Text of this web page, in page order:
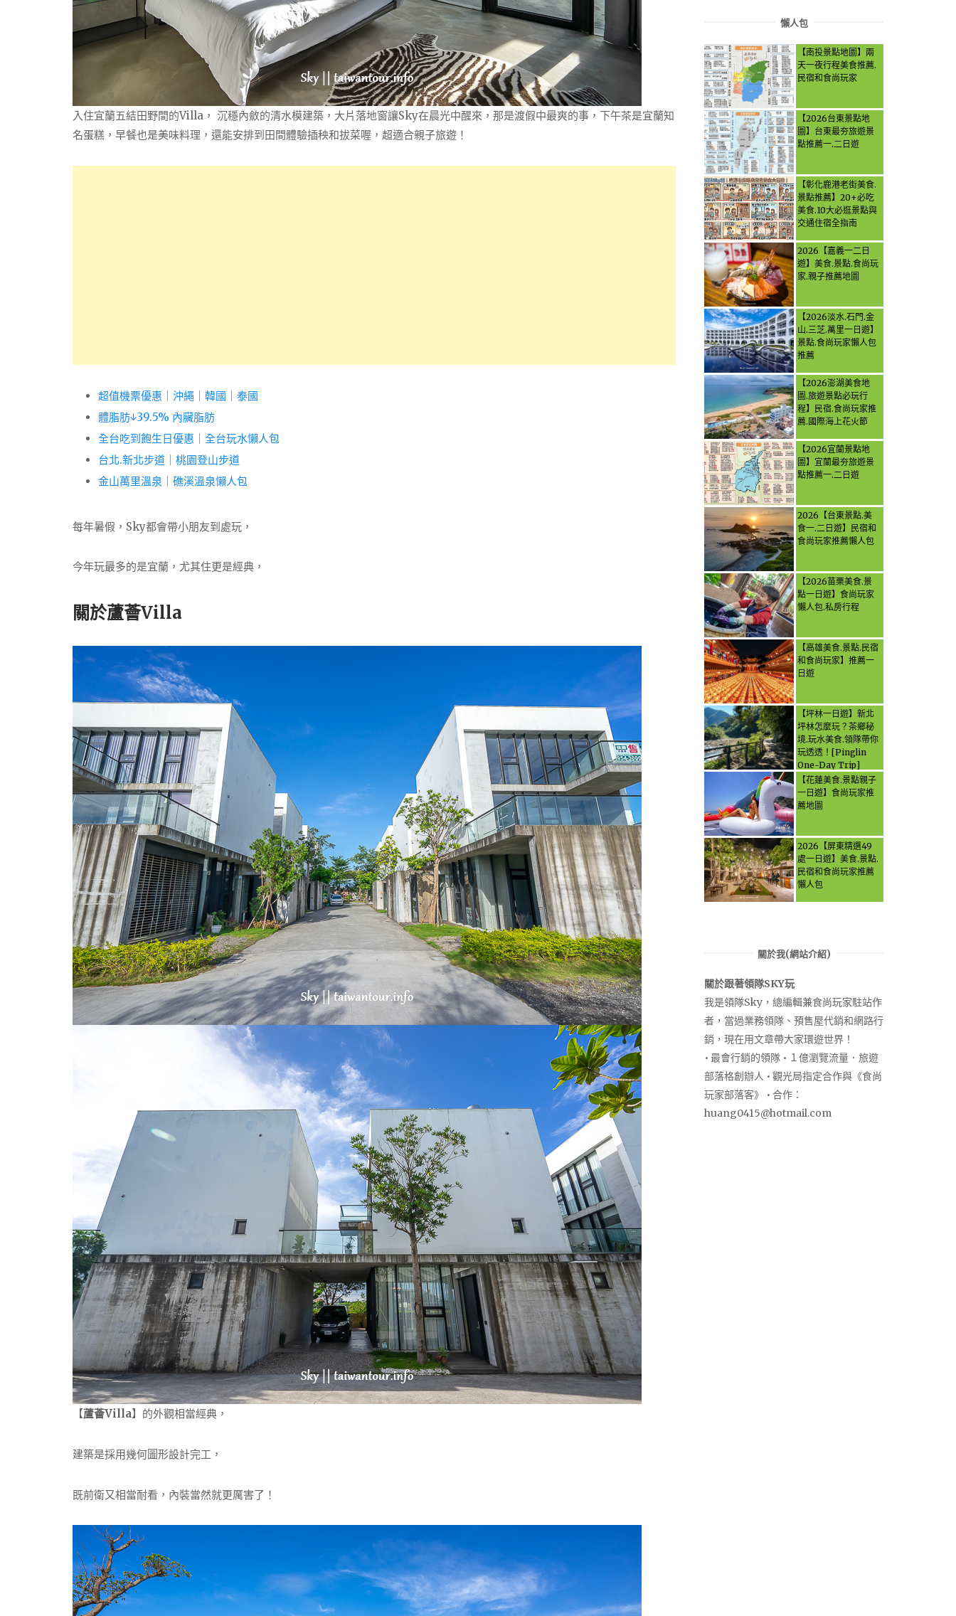
入住宜蘭五結田野間的Villa， 沉穩內斂的清水模建築，大片落地窗讓Sky在晨光中醒來，那是渡假中最爽的事，下午茶是宜蘭知
名蛋糕，早餐也是美味料理，還能安排到田間體驗插秧和拔菜喔，超適合親子旅遊！
超值機票優惠 沖繩 韓國
泰國
體脂肪↓39.5% 內臟脂肪
全台吃到飽生日優惠
全台玩水懶人包
台北.新北步道
桃園登山步道
金山萬里溫泉
礁溪溫泉懶人包
每年暑假，Sky都會帶小朋友到處玩，
今年玩最多的是宜蘭，尤其住更是經典，
關於蘆薈Villa
【蘆薈Villa】的外觀相當經典，
建築是採用幾何圖形設計完工，
既前衛又相當耐看，內裝當然就更厲害了！
懶人包
【南投景點地圖】兩
天一夜行程美食推薦.
民宿和食尚玩家
【2026台東景點地
圖】台東最夯旅遊景
點推薦一.二日遊
【彰化鹿港老街美食.
景點推薦】20+必吃
美食.10大必逛景點與
交通住宿全指南
2026【嘉義一二日
遊】美食.景點.食尚玩
家.親子推薦地圖
【2026淡水.石門.金
山.三芝.萬里一日遊】
景點.食尚玩家懶人包
推薦
【2026澎湖美食地
圖.旅遊景點必玩行
程】民宿.食尚玩家推
薦.國際海上花火節
【2026宜蘭景點地
圖】宜蘭最夯旅遊景
點推薦一.二日遊
2026【台東景點.美
食一.二日遊】民宿和
食尚玩家推薦懶人包
【2026苗栗美食.景
點一日遊】食尚玩家
懶人包.私房行程
【高雄美食.景點.民宿
和食尚玩家】推薦一
日遊
【坪林一日遊】新北
坪林怎麼玩？茶鄉秘
境.玩水美食.領隊帶你
玩透透！[Pinglin
One-Day Trip]
How to explore
Pinglin, New
Taipei? Tea Village
Let the guide take
you through it all!
【花蓮美食.景點親子
一日遊】食尚玩家推
薦地圖
2026【屏東精選49
處一日遊】美食.景點.
民宿和食尚玩家推薦
懶人包
關於我(網站介紹)
關於跟著領隊SKY玩
我是領隊Sky，總編輯兼食尚玩家駐站作
者，當過業務領隊、預售屋代銷和網路行
銷，現在用文章帶大家環遊世界！
• 最會行銷的領隊 • １億瀏覽流量．旅遊
部落格創辦人 • 觀光局指定合作與《食尚
玩家部落客》 • 合作：
huang0415@hotmail.com